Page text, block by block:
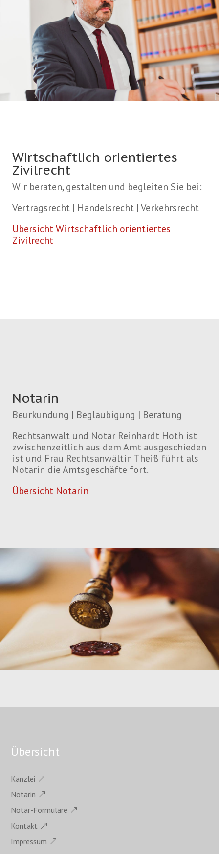
Wirtschaftlich orientiertes
Zivilrecht
Wir beraten, gestalten und begleiten Sie bei:
Vertragsrecht | Handelsrecht | Verkehrsrecht
Übersicht Wirtschaftlich orientiertes
Zivilrecht
Notarin
Beurkundung | Beglaubigung | Beratung
Rechtsanwalt und Notar Reinhardt Hoth ist
zwischenzeitlich aus dem Amt ausgeschieden
ist und Frau Rechtsanwältin Theiß führt als
Notarin die Amtsgeschäfte fort.
Übersicht Notarin
Übersicht
Kanzlei
Notarin
Notar-Formulare
Kontakt
Impressum